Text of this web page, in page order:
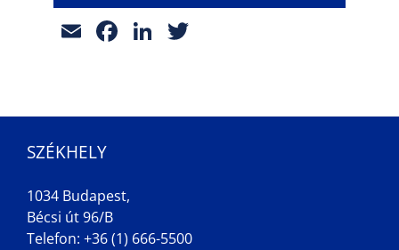
EmailFacebook
LinkedIn
SZÉKHELY
1034 Budapest,
Bécsi út 96/B
Telefon: +36 (1) 666-5500